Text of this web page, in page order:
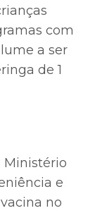
com
a ser
de 1
Ministério
e
no